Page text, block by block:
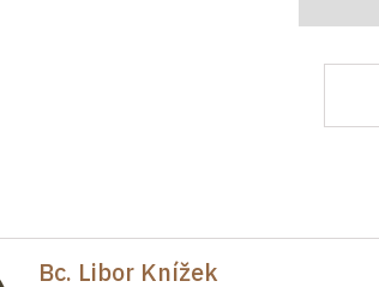
Bc. Libor Knížek